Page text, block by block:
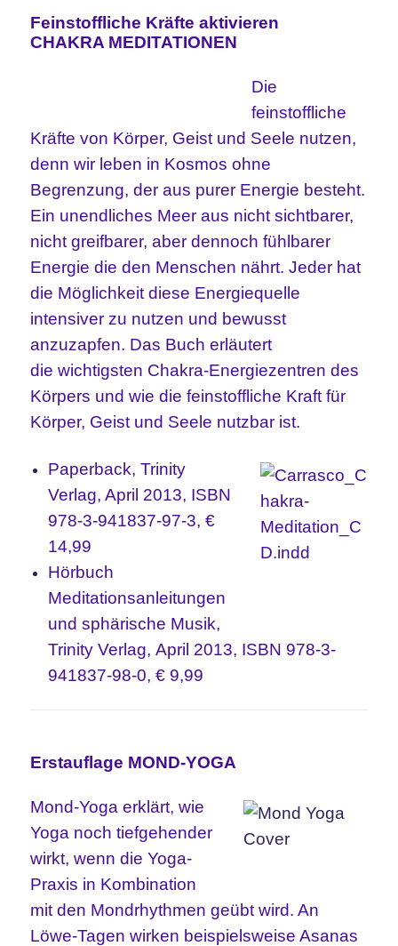
Feinstoffliche Kräfte aktivieren
CHAKRA MEDITATIONEN
Die
feinstoffliche
Kräfte von Körper, Geist und Seele nutzen,
denn wir leben in Kosmos ohne
Begrenzung, der aus purer Energie besteht.
Ein unendliches Meer aus nicht sichtbarer,
nicht greifbarer, aber dennoch fühlbarer
Energie die den Menschen nährt. Jeder hat
die Möglichkeit diese Energiequelle
intensiver zu nutzen und bewusst
anzuzapfen. Das Buch erläutert
die wichtigsten Chakra-Energiezentren des
Körpers und wie die feinstoffliche Kraft für
Körper, Geist und Seele nutzbar ist.
Paperback, Trinity
Verlag, April 2013, ISBN
978-3-941837-97-3, €
14,99
Hörbuch
Meditationsanleitungen
und sphärische Musik,
Trinity Verlag, April 2013, ISBN 978-3-
941837-98-0, € 9,99
Erstauflage MOND-YOGA
Mond-Yoga erklärt, wie
Yoga noch tiefgehender
wirkt, wenn die Yoga-
Praxis in Kombination
mit den Mondrhythmen geübt wird. An
Löwe-Tagen wirken beispielsweise Asanas